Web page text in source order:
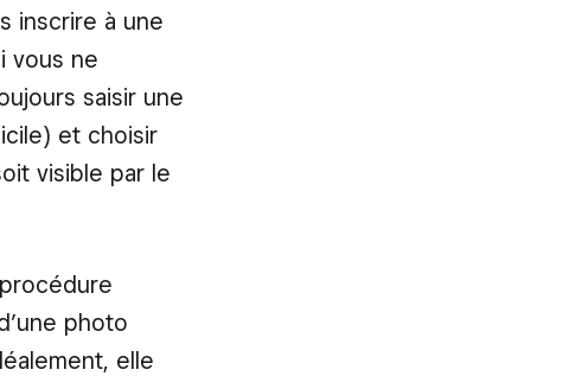
inscrire à une
vous ne
saisir une
et choisir
visible par le
photo
elle